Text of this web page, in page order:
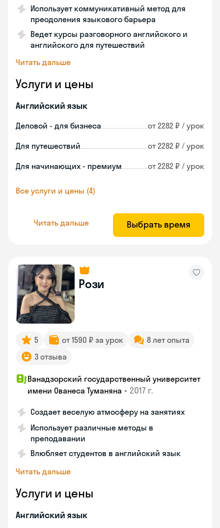
Использует коммуникативный метод для
преодоления языкового барьера
Ведет курсы разговорного английского и
английского для путешествий
Читать дальше
Услуги и цены
Английский язык
Деловой - для бизнеса от 2282 ₽ / урок
Для путешествий от 2282 ₽ / урок
Для начинающих - премиум от 2282 ₽ / урок
Все услуги и цены (4)
Читать дальше Выбрать время
Рози
5 от 1590 ₽ за урок
8 лет опыта
3 отзыва
Ванадзорский государственный университет
имени Ованеса Туманяна • 2017 г.
Создает веселую атмосферу на занятиях
Использует различные методы в
преподавании
Влюбляет студентов в английский язык
Читать дальше
Услуги и цены
Английский язык